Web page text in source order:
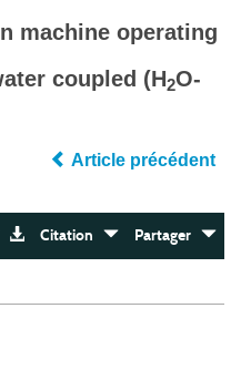
machine operating
coupled (H2O-
Article précédent
Citation Partager